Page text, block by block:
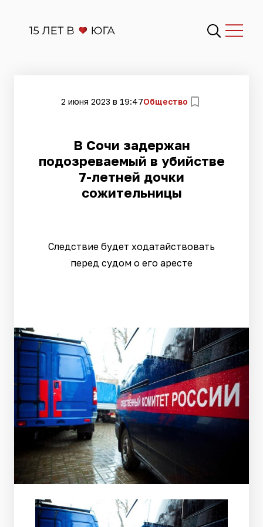
2 июня 2023 в 19:47Общество
В Сочи задержан
подозреваемый в убийстве
7-летней дочки
сожительницы
Следствие будет ходатайствовать
перед судом о его аресте